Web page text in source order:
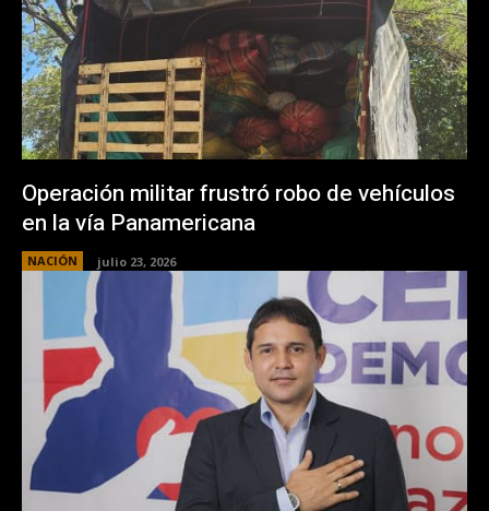
Operación militar frustró robo de vehículos
en la vía Panamericana
NACIÓN julio 23, 2026